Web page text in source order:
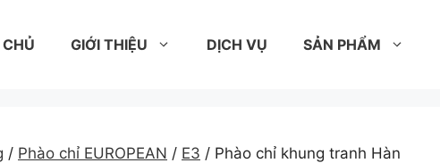
GIỚI THIỆU DỊCH VỤ SẢN PHẨM
/ Phào chỉ EUROPEAN / E3 / Phào chỉ khung tranh Hàn